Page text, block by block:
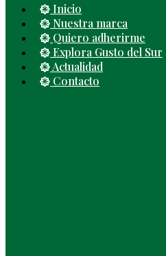
Inicio
Nuestra marca
Quiero adherirme
Explora Gusto del Sur
Actualidad
Contacto